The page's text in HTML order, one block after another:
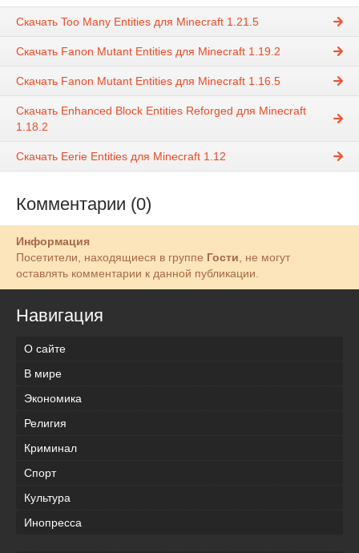
Скачать Too Many Entities для Minecraft 1.21.5
Скачать Fanon Mutant Entities для Minecraft 1.19.2
Скачать Fanon Mutant Entities для Minecraft 1.16.5
Скачать Enhanced Block Entities Reforged для Minecraft
1.18.2
Скачать Eerie Entities для Minecraft 1.12
Комментарии (0)
Информация
Посетители, находящиеся в группе Гости , не могут
оставлять комментарии к данной публикации.
Навигация
О сайте
В мире
Экономика
Религия
Криминал
Спорт
Культура
Инопресса